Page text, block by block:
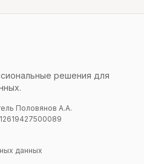
решения для
Половянов А.А.
данных